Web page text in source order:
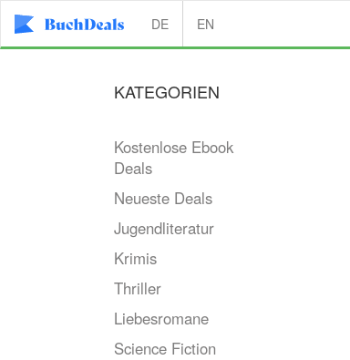
DE EN
KATEGORIEN
Kostenlose Ebook
Deals
Neueste Deals
Jugendliteratur
Krimis
Thriller
Liebesromane
Science Fiction